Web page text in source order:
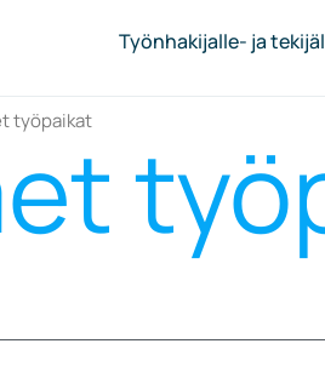
Työnhakijalle- ja
työpaikat